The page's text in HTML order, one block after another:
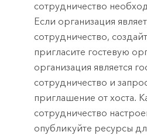
сотрудничество
Если организация
сотрудничество,
пригласите гостевую
организация является
сотрудничество и
приглашение от хоста.
сотрудничество
опубликуйте ресурсы